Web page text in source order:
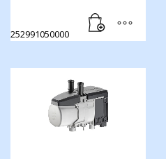
252991050000